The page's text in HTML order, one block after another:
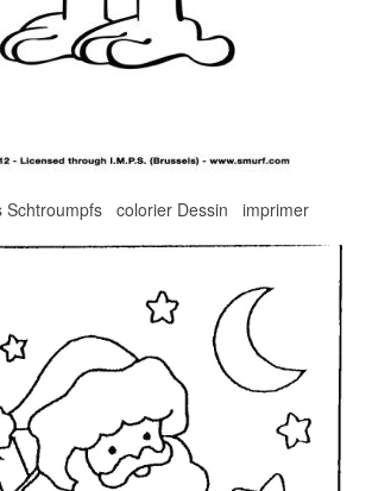
Schtroumpfs colorier Dessin imprimer